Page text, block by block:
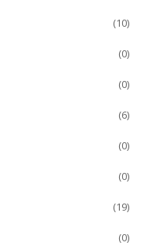
(10)
(0)
(0)
(6)
(0)
(0)
(19)
(0)